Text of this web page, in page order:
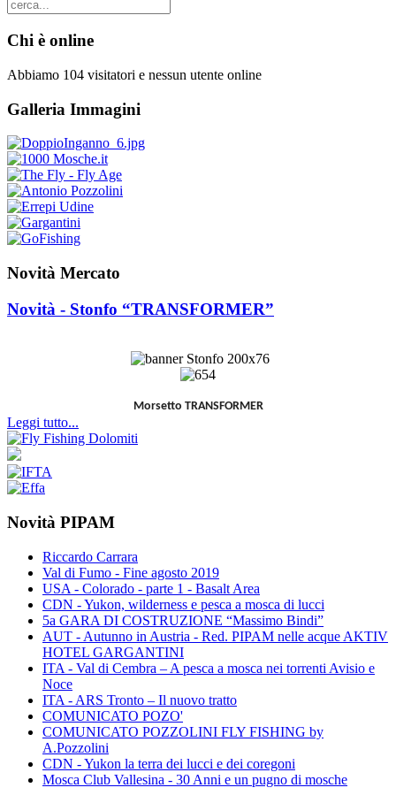
Chi è online
Abbiamo 104 visitatori e nessun utente online
Galleria Immagini
Novità Mercato
Novità - Stonfo “TRANSFORMER”
Morsetto TRANSFORMER
Leggi tutto...
Novità PIPAM
Riccardo Carrara
Val di Fumo - Fine agosto 2019
USA - Colorado - parte 1 - Basalt Area
CDN - Yukon, wilderness e pesca a mosca di lucci
5a GARA DI COSTRUZIONE “Massimo Bindi”
AUT - Autunno in Austria - Red. PIPAM nelle acque AKTIV
HOTEL GARGANTINI
ITA - Val di Cembra – A pesca a mosca nei torrenti Avisio e
Noce
ITA - ARS Tronto – Il nuovo tratto
COMUNICATO POZO'
COMUNICATO POZZOLINI FLY FISHING by
A.Pozzolini
CDN - Yukon la terra dei lucci e dei coregoni
Mosca Club Vallesina - 30 Anni e un pugno di mosche